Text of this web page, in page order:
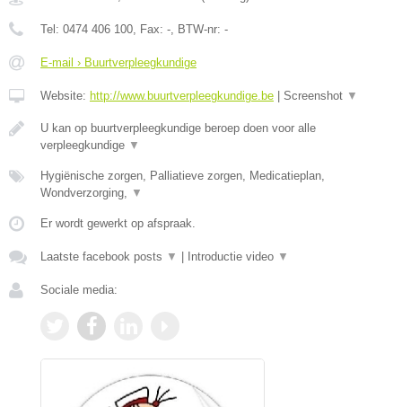
Tel: 0474 406 100, Fax: -, BTW-nr: -
E-mail › Buurtverpleegkundige
Website: http://www.buurtverpleegkundige.be Screenshot ▼
U kan op buurtverpleegkundige beroep doen voor alle
verpleegkundige ▼
Hygiënische zorgen, Palliatieve zorgen, Medicatieplan,
Wondverzorging, ▼
Er wordt gewerkt op afspraak.
Laatste facebook posts ▼ Introductie video ▼
Sociale media: